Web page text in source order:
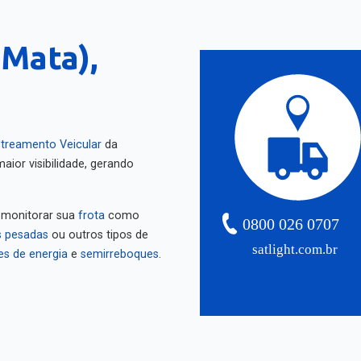
Veicular da
visibilidade, gerando
sua frota como
pesadas ou outros tipos de
de energia e semirreboques satlight.com.br
0800 026 0707